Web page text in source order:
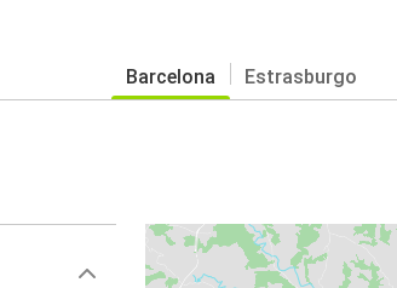
Barcelona Estrasburgo